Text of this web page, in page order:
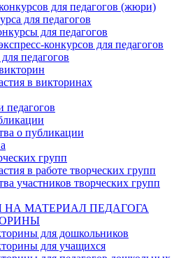
для педагогов (жюри)
для педагогов
для педагогов
конкурсов для педагогов
педагогов
в викторинах
педагогов
о публикации
групп
в работе творческих групп
участников творческих групп
НА МАТЕРИАЛ ПЕДАГОГА
для дошкольников
для учащихся